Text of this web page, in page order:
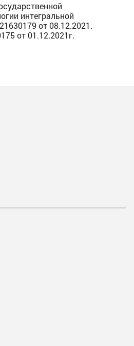
интегральной
от 08.12.2021.
от 01.12.2021г.